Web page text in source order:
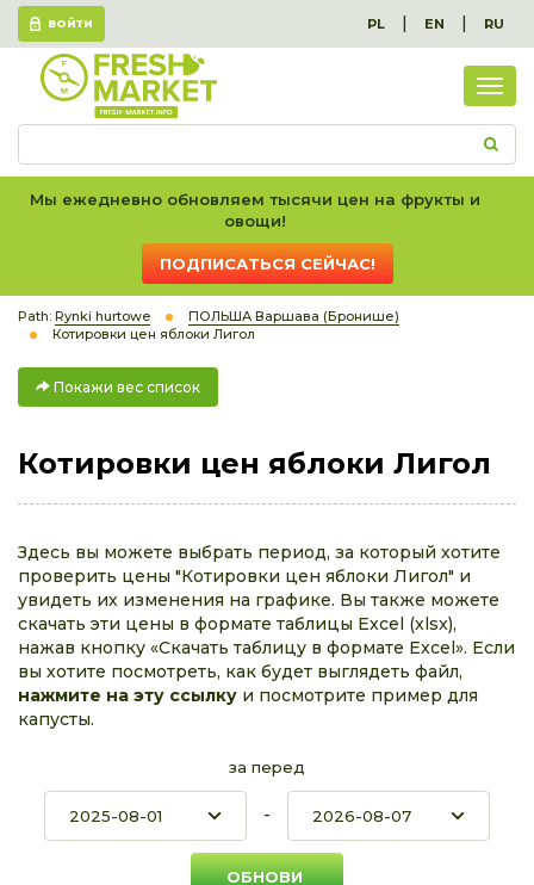
ВОЙТИ PL | EN | RU
вес
Мы ежедневно обновляем тысячи цен на фрукты и
овощи!
ПОДПИСАТЬСЯ СЕЙЧАС!
Path: Rynki hurtowe
ПОЛЬША Варшава (Бронише)
Котировки цен яблоки Лигол
Покажи вес список
Котировки цен яблоки Лигол
Здесь вы можете выбрать период, за который хотите
проверить цены "Котировки цен яблоки Лигол" и
увидеть их изменения на графике. Вы также можете
скачать эти цены в формате таблицы Excel (xlsx),
нажав кнопку «Скачать таблицу в формате Excel». Если
вы хотите посмотреть, как будет выглядеть файл,
нажмите на эту ссылку и посмотрите пример для
капусты.
за перед
-